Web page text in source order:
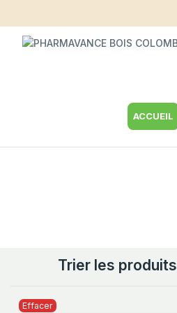
ACCUEIL
Trier les produits
Effacer